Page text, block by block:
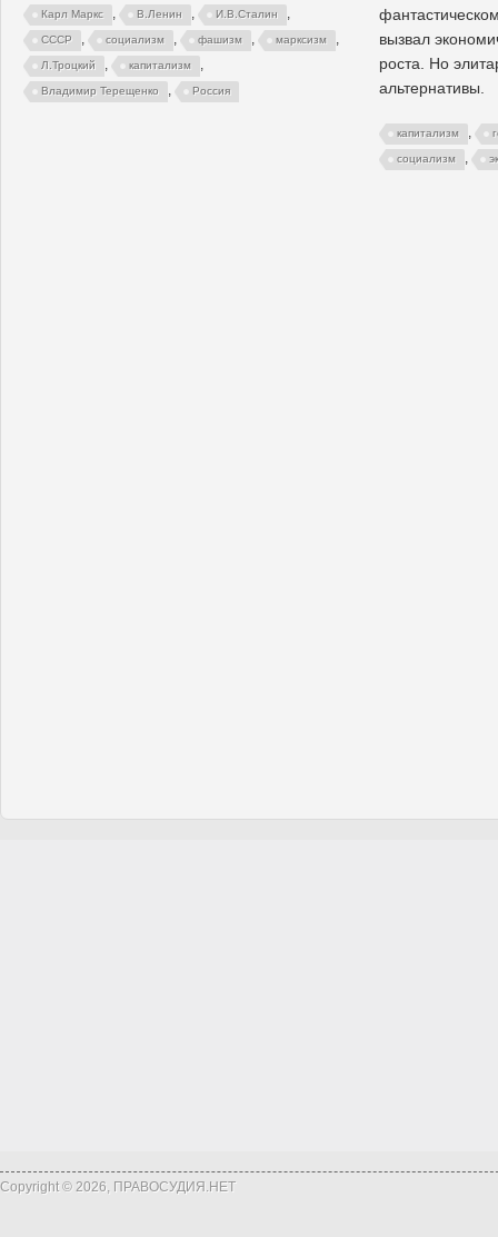
Карл Маркс , В.Ленин , И.В.Сталин ,
СССР , социализм , фашизм , марксизм ,
Л.Троцкий , капитализм ,
Владимир Терещенко , Россия
вызвал
роста. Но
альтернативы.
капитализм ,
социализм ,
Copyright © 2026, ПРАВОСУДИЯ.НЕТ